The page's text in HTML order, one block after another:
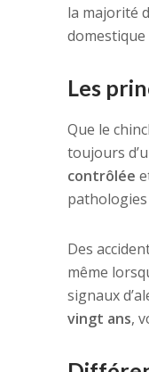
la majorité
Les
Que le
toujours
contrôlée
pathologies
Des
même
signaux
vingt ans,